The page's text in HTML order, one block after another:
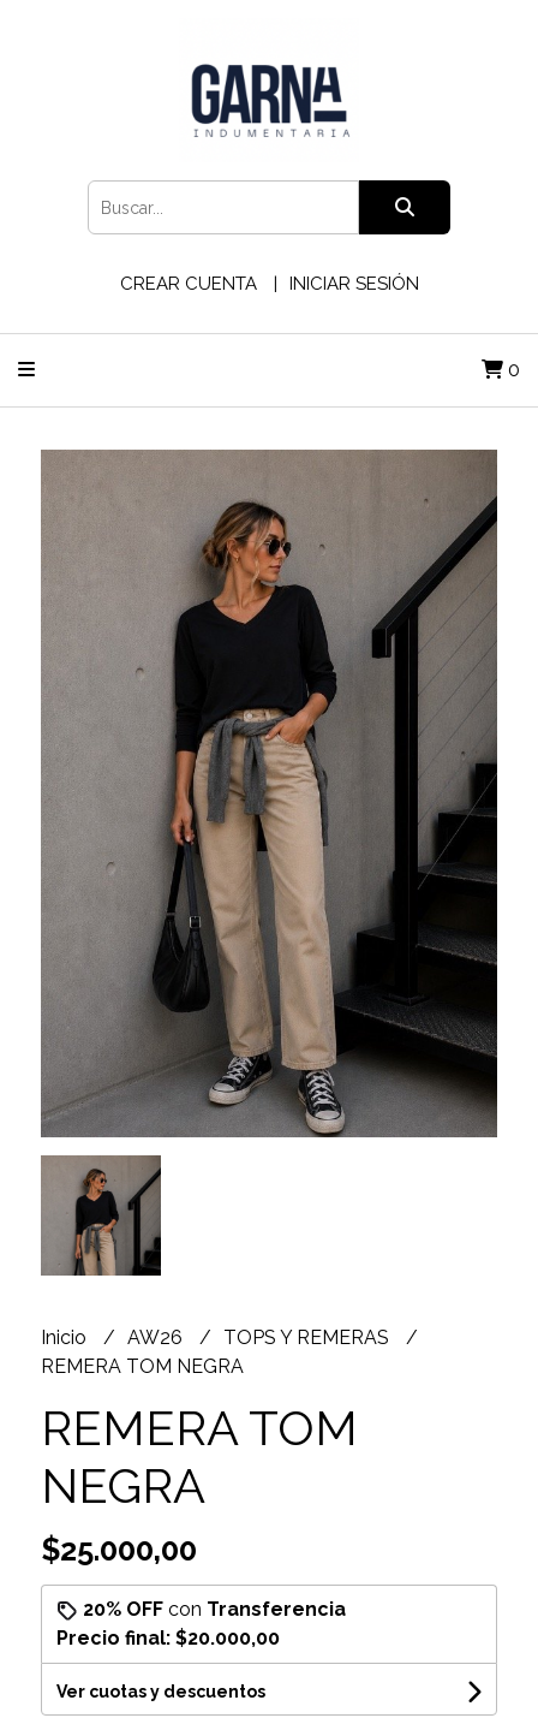
CREAR CUENTA INICIAR SESIÓN
0
Inicio AW26
TOPS Y REMERAS
REMERA TOM NEGRA
REMERA TOM
NEGRA
$25.000,00
20% OFFcon Transferencia
Precio final: $20.000,00
Ver cuotas y descuentos